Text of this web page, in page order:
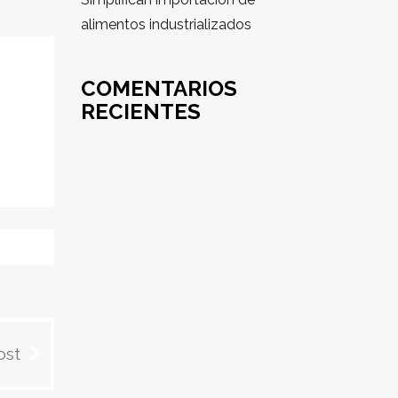
alimentos industrializados
COMENTARIOS
RECIENTES